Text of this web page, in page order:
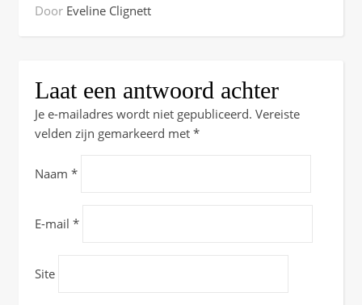
Door Eveline Clignett
Laat een antwoord achter
Je e-mailadres wordt niet gepubliceerd. Vereiste
velden zijn gemarkeerd met *
Naam *
E-mail *
Site